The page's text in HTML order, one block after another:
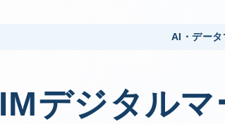
AI・デー
IMデジタル